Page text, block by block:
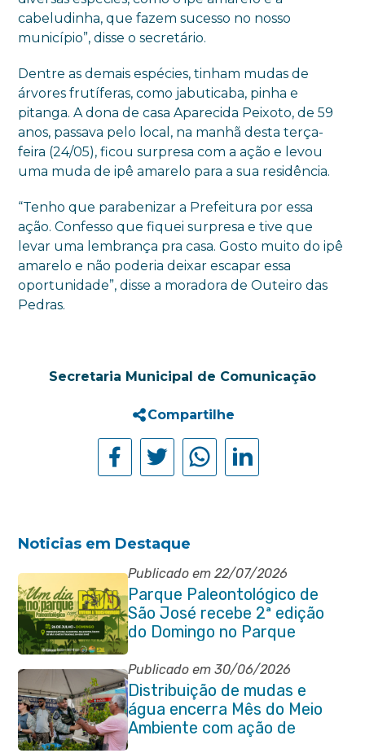
cabeludinha, que fazem sucesso no nosso
município”, disse o secretário.
Dentre as demais espécies, tinham mudas de
árvores frutíferas, como jabuticaba, pinha e
pitanga. A dona de casa Aparecida Peixoto, de 59
anos, passava pelo local, na manhã desta terça-
feira (24/05), ficou surpresa com a ação e levou
uma muda de ipê amarelo para a sua residência.
“Tenho que parabenizar a Prefeitura por essa
ação. Confesso que fiquei surpresa e tive que
levar uma lembrança pra casa. Gosto muito do ipê
amarelo e não poderia deixar escapar essa
oportunidade”, disse a moradora de Outeiro das
Pedras.
Secretaria Municipal de Comunicação
Compartilhe
Noticias em Destaque
Publicado em 22/07/2026
Parque Paleontológico de
São José recebe 2ª edição
do Domingo no Parque
Paleontológico com Pedal
Vivendo a Transformação
Publicado em 30/06/2026
Distribuição de mudas e
água encerra Mês do Meio
Ambiente com ação de
conscientização em Manilha